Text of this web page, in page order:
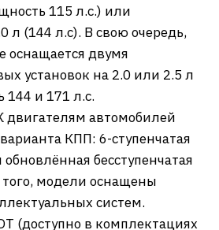
115 л.с.) или
л (144 л.с). В свою очередь,
оснащается двумя
установок на 2.0 или 2.5 л
144 и 171 л.с.
двигателям автомобилей
КПП: 6-ступенчатая
бесступенчатая
того, модели оснащены
систем.
(доступно в комплектациях